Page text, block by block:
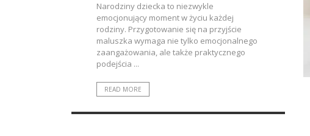
Narodziny dziecka to niezwykle
emocjonujący moment w życiu każdej
rodziny. Przygotowanie się na przyjście
maluszka wymaga nie tylko emocjonalnego
zaangażowania, ale także praktycznego
podejścia ...
READ MORE